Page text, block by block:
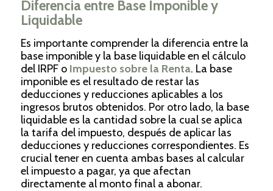
Diferencia entre Base Imponible y
Liquidable
Es importante comprender la diferencia entre la
base imponible y la base liquidable en el cálculo
del IRPF o Impuesto sobre la Renta. La base
imponible es el resultado de restar las
deducciones y reducciones aplicables a los
ingresos brutos obtenidos. Por otro lado, la base
liquidable es la cantidad sobre la cual se aplica
la tarifa del impuesto, después de aplicar las
deducciones y reducciones correspondientes. Es
crucial tener en cuenta ambas bases al calcular
el impuesto a pagar, ya que afectan
directamente al monto final a abonar.